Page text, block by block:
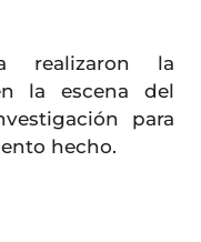
realizaron la
la escena del
para
hecho.